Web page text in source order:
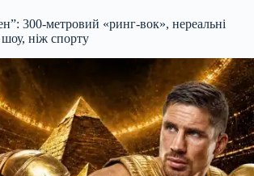
300-метровий «ринг-вок», нереальні
ніж спорту